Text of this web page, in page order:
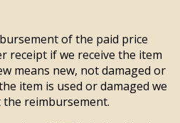
of the paid price
receipt if we receive the item
means new, not damaged or
item is used or damaged we
reimbursement.